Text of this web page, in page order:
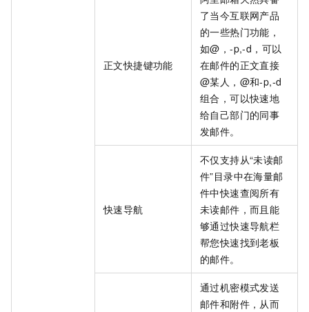
正文快捷键功能
了当今互联网产品
的一些热门功能，
如@，-p,-d，可以
在邮件的正文直接
@某人，@和-p,-d
组合，可以快速地
给自己部门的同事
发邮件。
快速导航
不仅支持从“未读邮
件”目录中在海量邮
件中快速查阅所有
未读邮件，而且能
够通过快速导航栏
帮您快速找到老板
的邮件。
通过机密模式发送
邮件和附件，从而